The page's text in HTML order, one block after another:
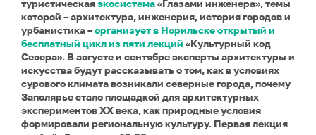
туристическаяэкосистема«Глазами инженера», темы
которой – архитектура, инженерия, история городов и
урбанистика –организует в Норильске открытый и
бесплатный цикл из пяти лекций «Культурный код
Севера». В августе и сентябре эксперты архитектуры и
искусства будут рассказывать о том, как в условиях
сурового климата возникали северные города, почему
Заполярье стало площадкой для архитектурных
экспериментов XX века, как природные условия
формировали региональную культуру. Первая лекция